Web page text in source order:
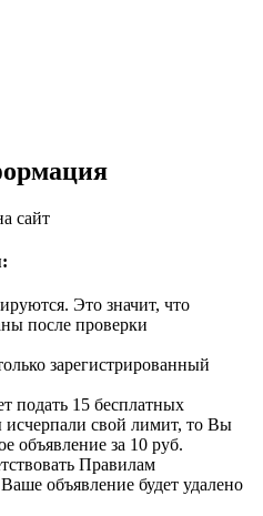
сайт
Это значит, что
после проверки
зарегистрированный
подать 15 бесплатных
свой лимит, то Вы
объявление за 10 руб.
Правилам
объявление будет удалено